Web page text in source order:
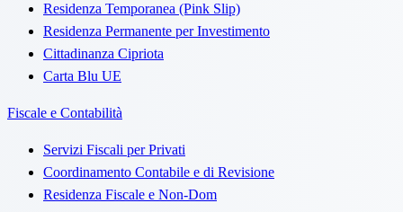
Residenza Temporanea (Pink Slip)
Residenza Permanente per Investimento
Cittadinanza Cipriota
Carta Blu UE
Fiscale e Contabilità
Servizi Fiscali per Privati
Coordinamento Contabile e di Revisione
Residenza Fiscale e Non-Dom